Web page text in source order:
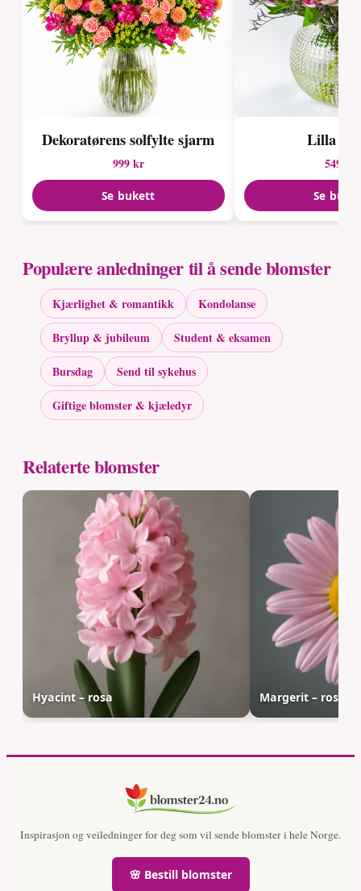
Dekoratørens solfylte sjarm
999 kr
Se bukett
Lilla
549 kr
Se
Populære anledninger til å sende blomster
Kjærlighet & romantikk
Kondolanse
Bryllup & jubileum
Student & eksamen
Bursdag
Send til sykehus
Giftige blomster & kjæledyr
Relaterte blomster
Hyacint – rosa Margerit – rosa
Inspirasjon og veiledninger for deg som vil sende blomster i hele Norge.
🌸 Bestill blomster